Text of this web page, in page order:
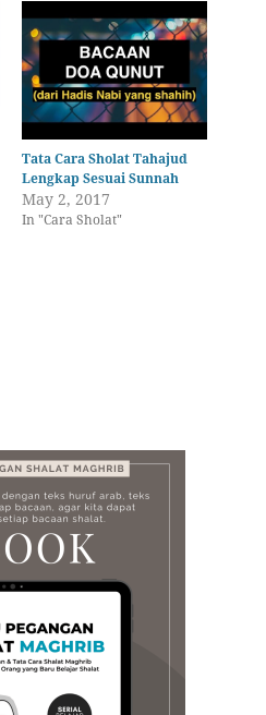
Tata Cara Sholat Tahajud
Lengkap Sesuai Sunnah
May 2, 2017
In "Cara Sholat"